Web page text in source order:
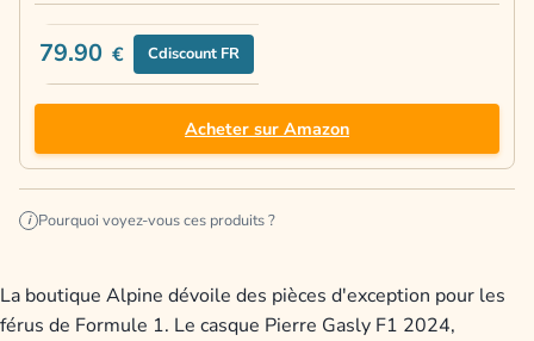
79.90 € Cdiscount FR
Acheter sur Amazon
i Pourquoi voyez-vous ces produits ?
La boutique Alpine dévoile des pièces d'exception pour les
férus de Formule 1. Le casque Pierre Gasly F1 2024,